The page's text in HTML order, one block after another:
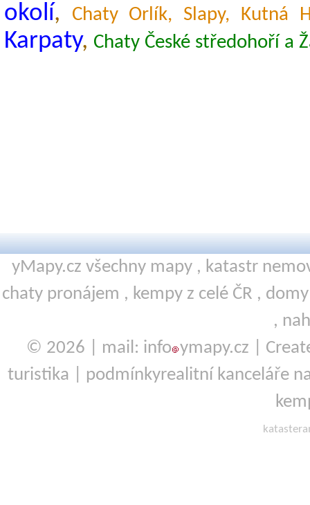
okolí, Chaty Orlík, Slapy, Kutná
Karpaty, Chaty České středohoří a
yMapy.cz všechny mapy , katastr
chaty pronájem , kempyz celé ČR ,
,
© 2026 | mail: info ymapy.cz |
turistika
podmínkyrealitní kanceláře